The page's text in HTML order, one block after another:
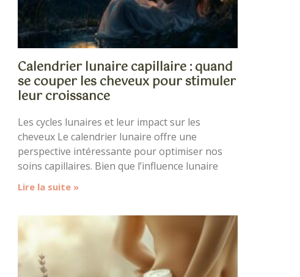
Calendrier lunaire capillaire : quand
se couper les cheveux pour stimuler
leur croissance
Les cycles lunaires et leur impact sur les
cheveux Le calendrier lunaire offre une
perspective intéressante pour optimiser nos
soins capillaires. Bien que l’influence lunaire
Lire la suite »